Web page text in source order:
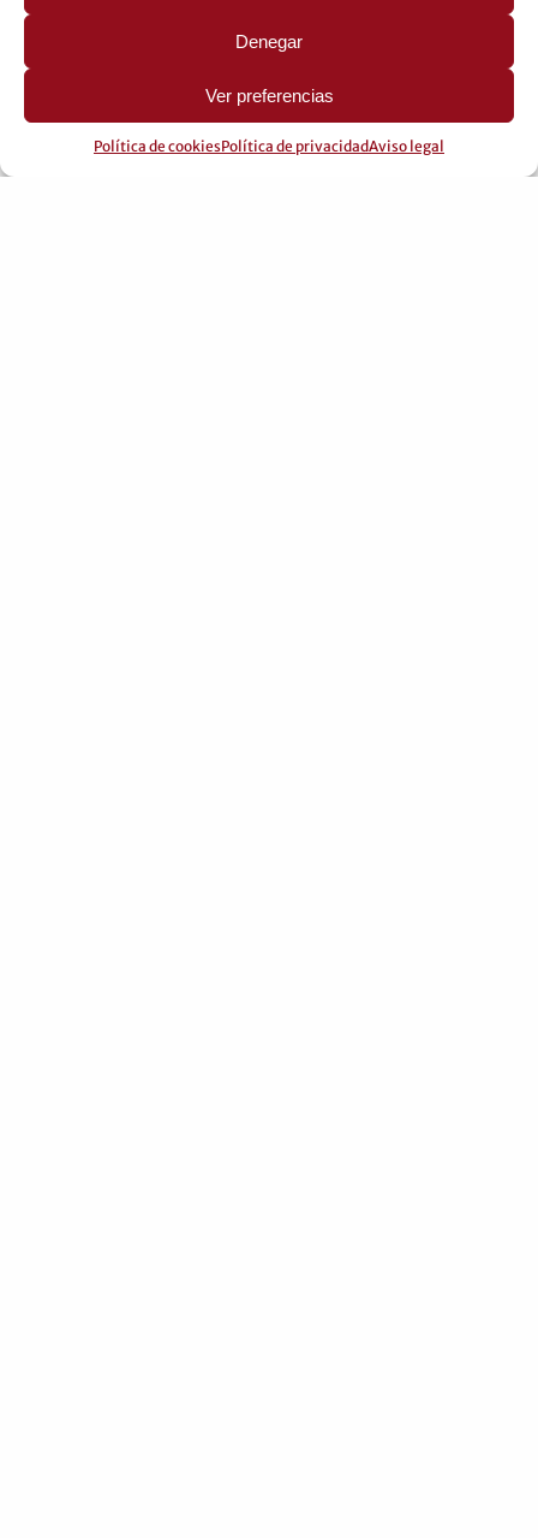
Denegar
Ver preferencias
Política de cookiesPolítica de privacidadAviso legal